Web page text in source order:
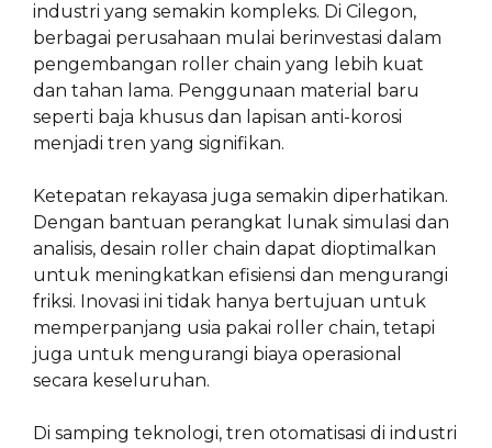
industri yang semakin kompleks. Di Cilegon,
berbagai perusahaan mulai berinvestasi dalam
pengembangan roller chain yang lebih kuat
dan tahan lama. Penggunaan material baru
seperti baja khusus dan lapisan anti-korosi
menjadi tren yang signifikan.
Ketepatan rekayasa juga semakin diperhatikan.
Dengan bantuan perangkat lunak simulasi dan
analisis, desain roller chain dapat dioptimalkan
untuk meningkatkan efisiensi dan mengurangi
friksi. Inovasi ini tidak hanya bertujuan untuk
memperpanjang usia pakai roller chain, tetapi
juga untuk mengurangi biaya operasional
secara keseluruhan.
Di samping teknologi, tren otomatisasi di industri